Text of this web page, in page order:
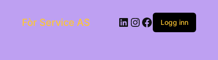
contentFòr Service AS LinkedIn
Instagram
Facebook
Logg inn